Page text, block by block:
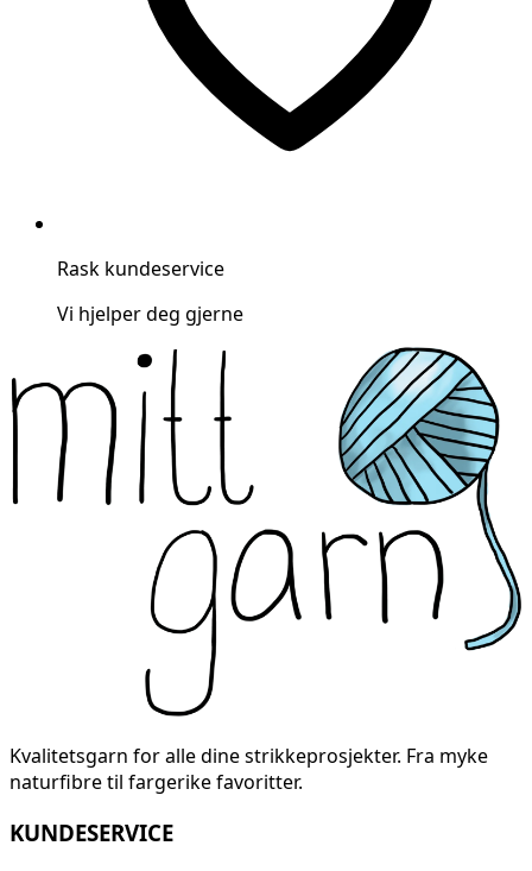
Rask kundeservice
Vi hjelper deg gjerne
Kvalitetsgarn for alle dine strikkeprosjekter. Fra myke
naturfibre til fargerike favoritter.
KUNDESERVICE